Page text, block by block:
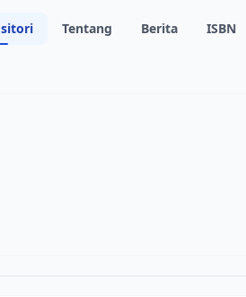
Tentang Berita ISBN